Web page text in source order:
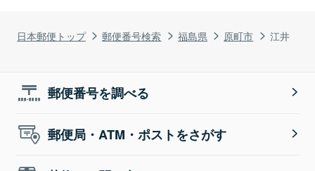
日本郵便トップ 郵便番号検索 福島県 原町市 江井
郵便番号を調べる
郵便局・ATM・ポストをさがす